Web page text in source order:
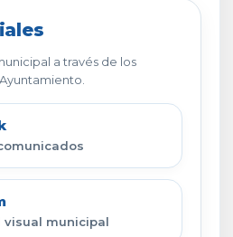
a través de los
municipal